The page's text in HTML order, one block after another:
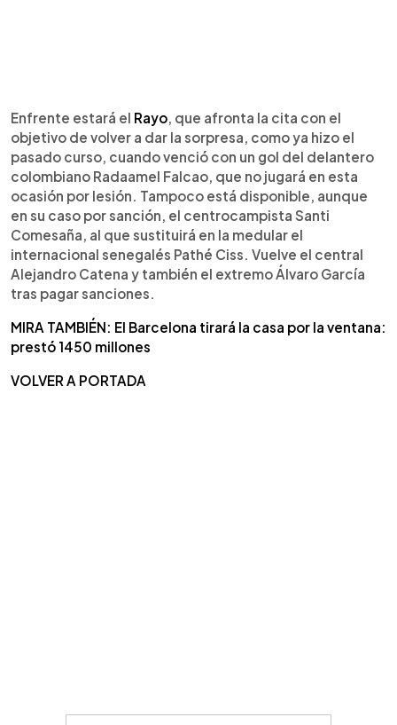
Enfrente estará el Rayo , que afronta la cita con el
objetivo de volver a dar la sorpresa, como ya hizo el
pasado curso, cuando venció con un gol del delantero
colombiano Radaamel Falcao, que no jugará en esta
ocasión por lesión. Tampoco está disponible, aunque
en su caso por sanción, el centrocampista Santi
Comesaña, al que sustituirá en la medular el
internacional senegalés Pathé Ciss. Vuelve el central
Alejandro Catena y también el extremo Álvaro García
tras pagar sanciones.
MIRA TAMBIÉN: El Barcelona tirará la casa por la ventana:
prestó 1450 millones
VOLVER A PORTADA